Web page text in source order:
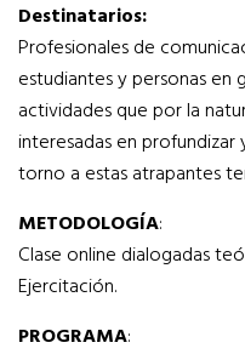
Destinatarios:
Profesionales de
estudiantes y personas
actividades que por la
interesadas en
torno a estas atrapantes
METODOLOGÍA:
Clase online dialogadas
Ejercitación.
PROGRAMA: